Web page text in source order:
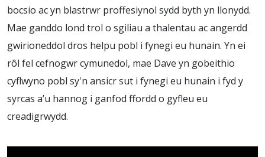
bocsio ac yn blastrwr proffesiynol sydd byth yn llonydd.
Mae ganddo lond trol o sgiliau a thalentau ac angerdd
gwirioneddol dros helpu pobl i fynegi eu hunain. Yn ei
rôl fel cefnogwr cymunedol, mae Dave yn gobeithio
cyflwyno pobl sy'n ansicr sut i fynegi eu hunain i fyd y
syrcas a’u hannog i ganfod ffordd o gyfleu eu
creadigrwydd.